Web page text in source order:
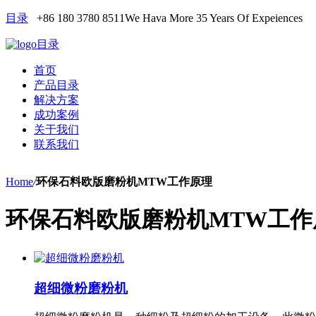
目录 +86 180 3780 8511We Hava More 35 Years Of Expeiences
目录
首页
产品目录
解决方案
成功案例
关于我们
联系我们
Home/环保石料欧版磨粉机MTW工作原理
环保石料欧版磨粉机MTW工
超细微粉磨粉机